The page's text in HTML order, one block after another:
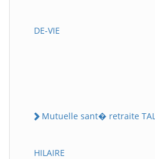
DE-VIE
Mutuelle sant� retraite
HILAIRE